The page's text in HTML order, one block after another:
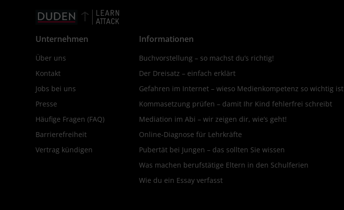
Unternehmen
Über uns
Kontakt
Jobs bei uns
Presse
Häufige Fragen (FAQ)
Barrierefreiheit
Vertrag kündigen
Informationen
Buchvorstellung – so machst du’s richtig!
Der Dreisatz – einfach erklärt
Gefahren im Internet – wieso Medienkompetenz so wichtig ist
Kommasetzung prüfen – damit Ihr Kind fehlerfrei schreibt
Mediation im Abi – wir zeigen dir, wie’s geht!
Online-Diagnose für Lehrkräfte
Pubertät bei Jungen – das sollten Sie wissen
Was machen berufstätige Eltern in den Schulferien
Wie du ein Essay verfasst